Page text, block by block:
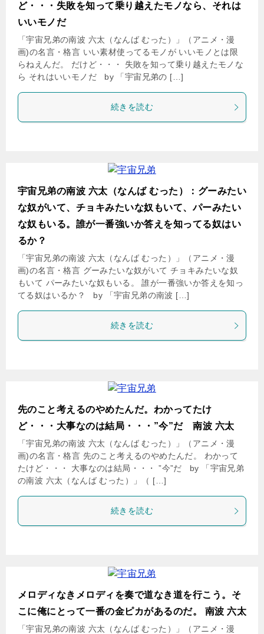
ど・・・失敗を知って乗り越えたモノなら、それは
いいモノだ
「宇宙兄弟の南波 六太（なんば むった）」（アニメ・漫
画)の名言・格言 いい素材使ってるモノが いいモノとは限
らねえんだ。 だけど・・・ 失敗を知って乗り越えたモノな
ら それはいいモノだ by 「宇宙兄弟の […]
続きを読む
宇宙兄弟の南波 六太（なんば むった）：グーみたい
な奴がいて、チョキみたいな奴もいて、パーみたい
な奴もいる。誰が一番強いか答えを知ってる奴はい
るか？
「宇宙兄弟の南波 六太（なんば むった）」（アニメ・漫
画)の名言・格言 グーみたいな奴がいて チョキみたいな奴
もいて パーみたいな奴もいる。 誰が一番強いか答えを知っ
てる奴はいるか？ by 「宇宙兄弟の南波 […]
続きを読む
先のこと考えるのやめたんだ。わかってたけ
ど・・・大事なのは結局・・・”今”だ 南波 六太
「宇宙兄弟の南波 六太（なんば むった）」（アニメ・漫
画)の名言・格言 先のこと考えるのやめたんだ。 わかって
たけど・・・ 大事なのは結局・・・ ”今”だ by 「宇宙兄弟
の南波 六太（なんば むった）」（ […]
続きを読む
メロディなきメロディを奏で道なき道を行こう。そ
こに俺にとって一番の金ピカがあるのだ。 南波 六太
「宇宙兄弟の南波 六太（なんば むった）」（アニメ・漫